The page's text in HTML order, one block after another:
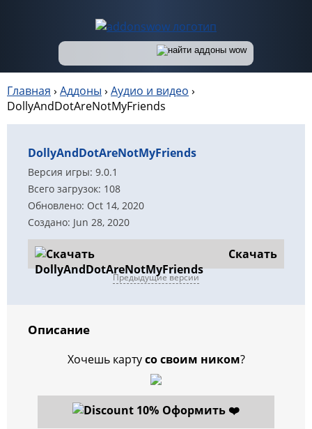
Главная › Аддоны › Аудио и видео ›
DollyAndDotAreNotMyFriends
DollyAndDotAreNotMyFriends
Версия игры: 9.0.1
Всего загрузок: 108
Обновлено: Oct 14, 2020
Создано: Jun 28, 2020
Скачать
Предыдущие версии
Описание
Хочешь картусо своим ником?
Оформить ❤️